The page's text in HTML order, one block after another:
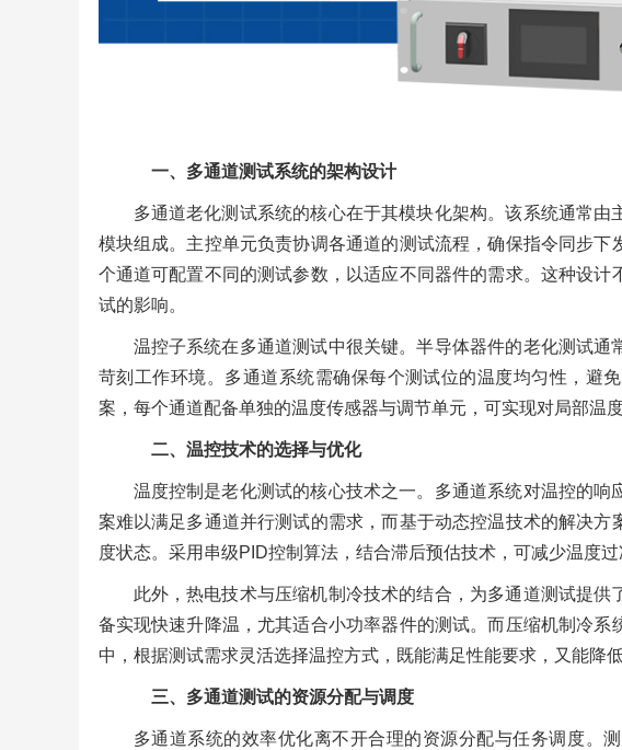
一、多通道测试系统的架构设计
多通道老化测试系统的核心在于其模块化架构。该系统通常
模块组成。主控单元负责协调各通道的测试流程，确保指令同步
个通道可配置不同的测试参数，以适应不同器件的需求。这种设
试的影响。
温控子系统在多通道测试中很关键。半导体器件的老化测试
苛刻工作环境。多通道系统需确保每个测试位的温度均匀性，避
案，每个通道配备单独的温度传感器与调节单元，可实现对局部温
二、温控技术的选择与优化
温度控制是老化测试的核心技术之一。多通道系统对温控的
案难以满足多通道并行测试的需求，而基于动态控温技术的解决
度状态。采用串级PID控制算法，结合滞后预估技术，可减少温度过
此外，热电技术与压缩机制冷技术的结合，为多通道测试提
备实现快速升降温，尤其适合小功率器件的测试。而压缩机制冷
中，根据测试需求灵活选择温控方式，既能满足性能要求，又能降低
三、多通道测试的资源分配与调度
多通道系统的效率优化离不开合理的资源分配与任务调度。